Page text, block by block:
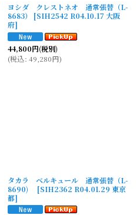
ヨシダ クレストネオ 通常張替（L-
8683）
[SIH2542 R04.10.17 大阪
府]
44,800円(税別)
(税込: 49,280円)
タカラ ベルキュール 通常張替（L-
8690)
[SIH2362 R04.01.29 東京
都]